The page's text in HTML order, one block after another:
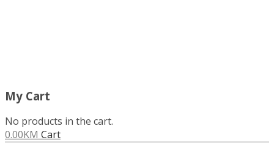
My Cart
No products in the cart.
0.00KM Cart